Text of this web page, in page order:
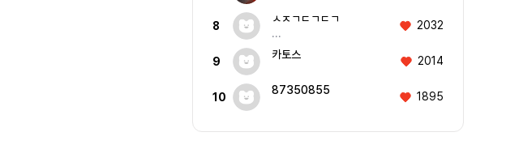
8
ㅅㅈㄱㄷㄱㄷㄱ
...
2032
9
카토스 2014
10
87350855 1895